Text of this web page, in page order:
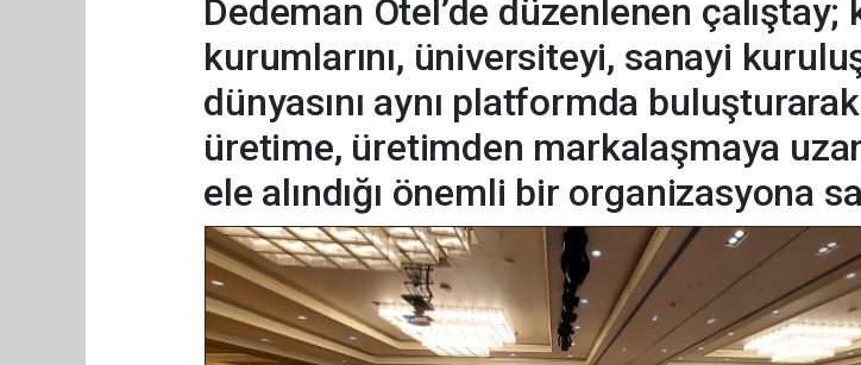
Dedeman Otel’de düzenlenen çalıştay;
kurumlarını, üniversiteyi, sanayi
dünyasını aynı platformda
üretime, üretimden markalaşmaya
ele alındığı önemli bir organizasyona